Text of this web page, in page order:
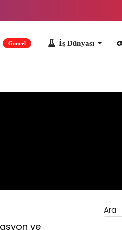
İş Dünyası
ve
Ara